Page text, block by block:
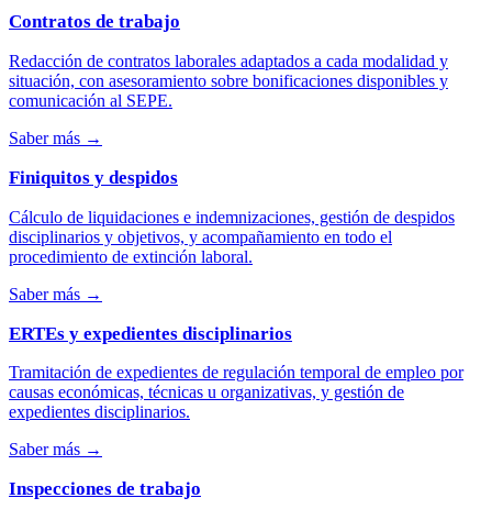
Contratos de trabajo
Redacción de contratos laborales adaptados a cada modalidad y
situación, con asesoramiento sobre bonificaciones disponibles y
comunicación al SEPE.
Saber más →
Finiquitos y despidos
Cálculo de liquidaciones e indemnizaciones, gestión de despidos
disciplinarios y objetivos, y acompañamiento en todo el
procedimiento de extinción laboral.
Saber más →
ERTEs y expedientes disciplinarios
Tramitación de expedientes de regulación temporal de empleo por
causas económicas, técnicas u organizativas, y gestión de
expedientes disciplinarios.
Saber más →
Inspecciones de trabajo